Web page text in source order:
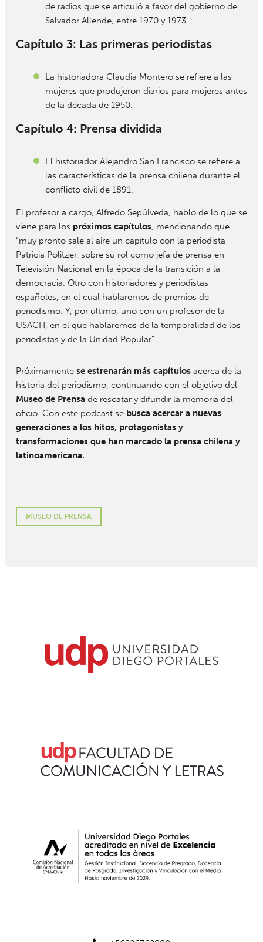
de radios que se articuló a favor del gobierno de
Salvador Allende, entre 1970 y 1973.
Capítulo 3: Las primeras periodistas
La historiadora Claudia Montero se refiere a las
mujeres que produjeron diarios para mujeres antes
de la década de 1950.
Capítulo 4: Prensa dividida
El historiador Alejandro San Francisco se refiere a
las características de la prensa chilena durante el
conflicto civil de 1891.
El profesor a cargo, Alfredo Sepúlveda, habló de lo que se
viene para los próximos capítulos, mencionando que
“muy pronto sale al aire un capítulo con la periodista
Patricia Politzer, sobre su rol como jefa de prensa en
Televisión Nacional en la época de la transición a la
democracia. Otro con historiadores y periodistas
españoles, en el cual hablaremos de premios de
periodismo. Y, por último, uno con un profesor de la
USACH, en el que hablaremos de la temporalidad de los
periodistas y de la Unidad Popular”.
Próximamente se estrenarán más capítulosacerca de la
historia del periodismo, continuando con el objetivo del
Museo de Prensa de rescatar y difundir la memoria del
oficio. Con este podcast se busca acercar a nuevas
generaciones a los hitos, protagonistas y
transformaciones que han marcado la prensa chilena y
latinoamericana.
MUSEO DE PRENSA